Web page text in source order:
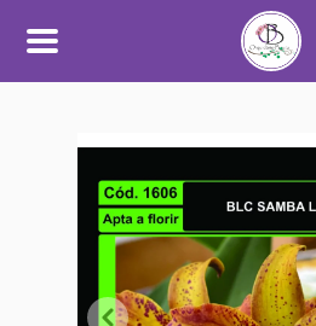
ornamentais, unindo
conhecimento, cuidado e
dedicação para oferecer uma
experiência diferenciada a quem
aprecia o mundo das plantas.
Trabalhamos com cultivo
próprio e seleção de espécies de
alta qualidade, sempre